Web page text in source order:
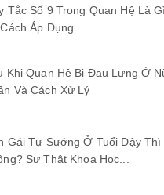
Tắc Số 9 Trong Quan Hệ Là
Áp Dụng
Khi Quan Hệ Bị Đau Lưng Ở
Và Cách Xử Lý
Gái Tự Sướng Ở Tuổi Dậy Thì
Sự Thật Khoa Học...